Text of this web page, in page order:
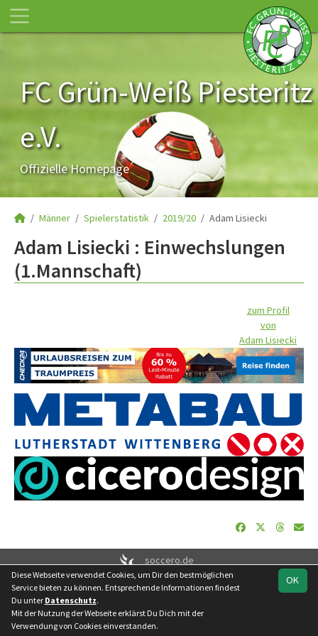
FC Grün-Weiß Piesteritz
e.V.
Offizielle Homepage
Männer Spielerstatistik 2019/20 Adam Lisiecki
Adam Lisiecki : Einwechslungen
(1.Mannschaft)
zum Profil
von
Adam Lisiecki
soccero.de
© 2006 - 2026
Besucherstatistik Geburtstage Impressum
Datenschutz
Kontakt
OK
Diese Webseite verwendet Cookies, um Dir den bestmöglichen
Service bieten zu können. Entsprechende Informationen findest
Du unter Datenschutz.
Mit der Nutzung der Webseite erklärst Du Dich mit der
Verwendung von Cookies einverstanden.